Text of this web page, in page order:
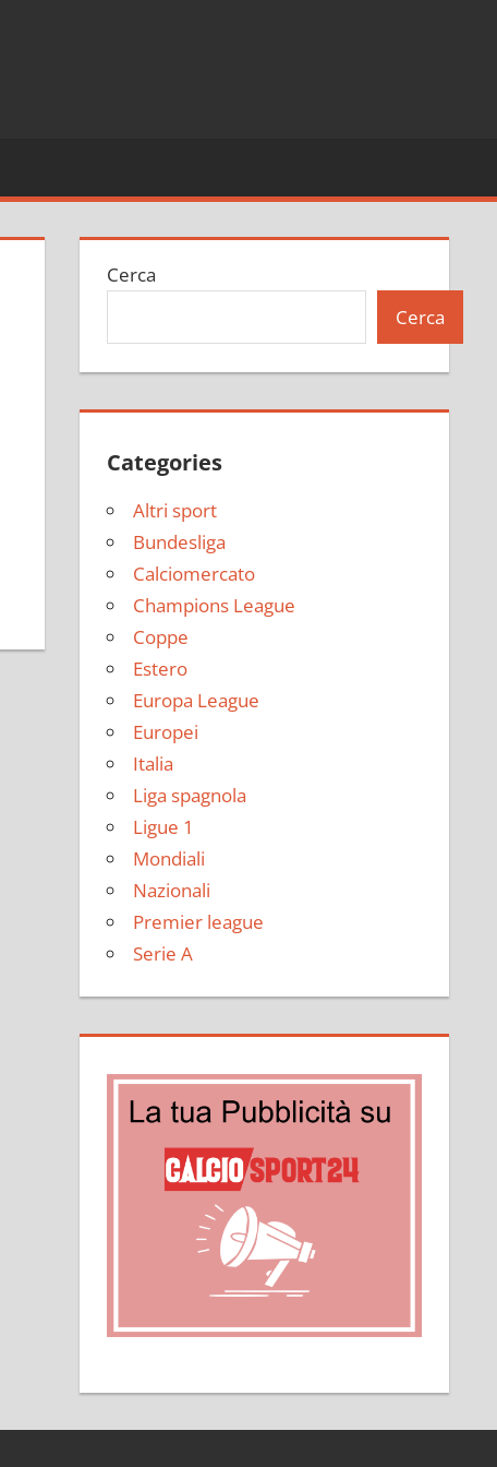
Cerca
Cerca
Categories
Altri sport
Bundesliga
Calciomercato
Champions League
Coppe
Estero
Europa League
Europei
Italia
Liga spagnola
Ligue 1
Mondiali
Nazionali
Premier league
Serie A